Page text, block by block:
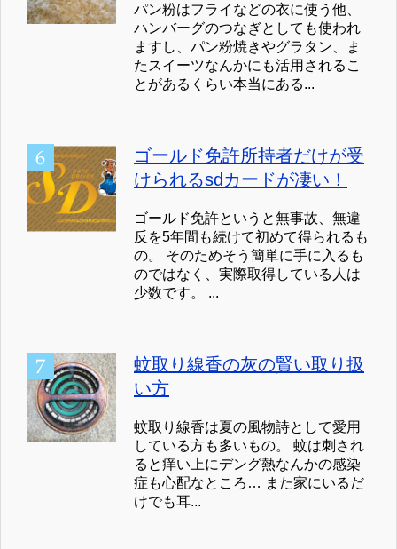
パン粉はフライなどの衣に使う他、
ハンバーグのつなぎとしても使われ
ますし、パン粉焼きやグラタン、ま
たスイーツなんかにも活用されるこ
とがあるくらい本当にある...
ゴールド免許所持者だけが受
けられるsdカードが凄い！
ゴールド免許というと無事故、無違
反を5年間も続けて初めて得られるも
の。 そのためそう簡単に手に入るも
のではなく、実際取得している人は
少数です。 ...
蚊取り線香の灰の賢い取り扱
い方
蚊取り線香は夏の風物詩として愛用
している方も多いもの。 蚊は刺され
ると痒い上にデング熱なんかの感染
症も心配なところ… また家にいるだ
けでも耳...